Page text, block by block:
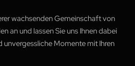
wachsenden Gemeinschaft von
an und lassen Sie uns Ihnen dabei
unvergessliche Momente mit Ihren